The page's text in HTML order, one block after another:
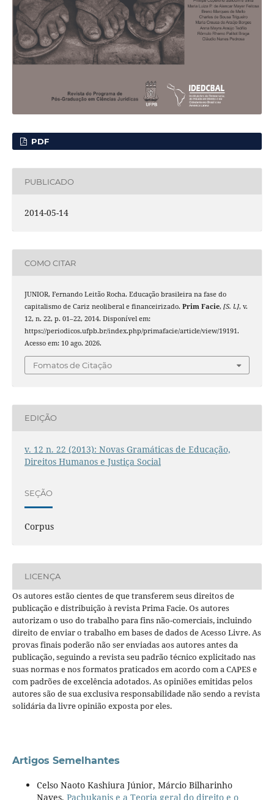
PDF
PUBLICADO
2014-05-14
COMO CITAR
JUNIOR, Fernando Leitão Rocha. Educação brasileira na fase do
capitalismo de Cariz neoliberal e financeirizado. Prim Facie, [S. l.], v.
12, n. 22, p. 01–22, 2014. Disponível em:
https://periodicos.ufpb.br/index.php/primafacie/article/view/19191.
Acesso em: 10 ago. 2026.
Fomatos de Citação
EDIÇÃO
v. 12 n. 22 (2013): Novas Gramáticas de Educação,
Direitos Humanos e Justiça Social
SEÇÃO
Corpus
LICENÇA
Os autores estão cientes de que transferem seus direitos de
publicação e distribuição à revista Prima Facie. Os autores
autorizam o uso do trabalho para fins não-comerciais, incluindo
direito de enviar o trabalho em bases de dados de Acesso Livre. As
provas finais poderão não ser enviadas aos autores antes da
publicação, seguindo a revista seu padrão técnico explicitado nas
suas normas e nos formatos praticados em acordo com a CAPES e
com padrões de excelência adotados. As opiniões emitidas pelos
autores são de sua exclusiva responsabilidade não sendo a revista
solidária da livre opinião exposta por eles.
Artigos Semelhantes
Celso Naoto Kashiura Júnior, Márcio Bilharinho
Naves, Pachukanis e a Teoria geral do direito e o